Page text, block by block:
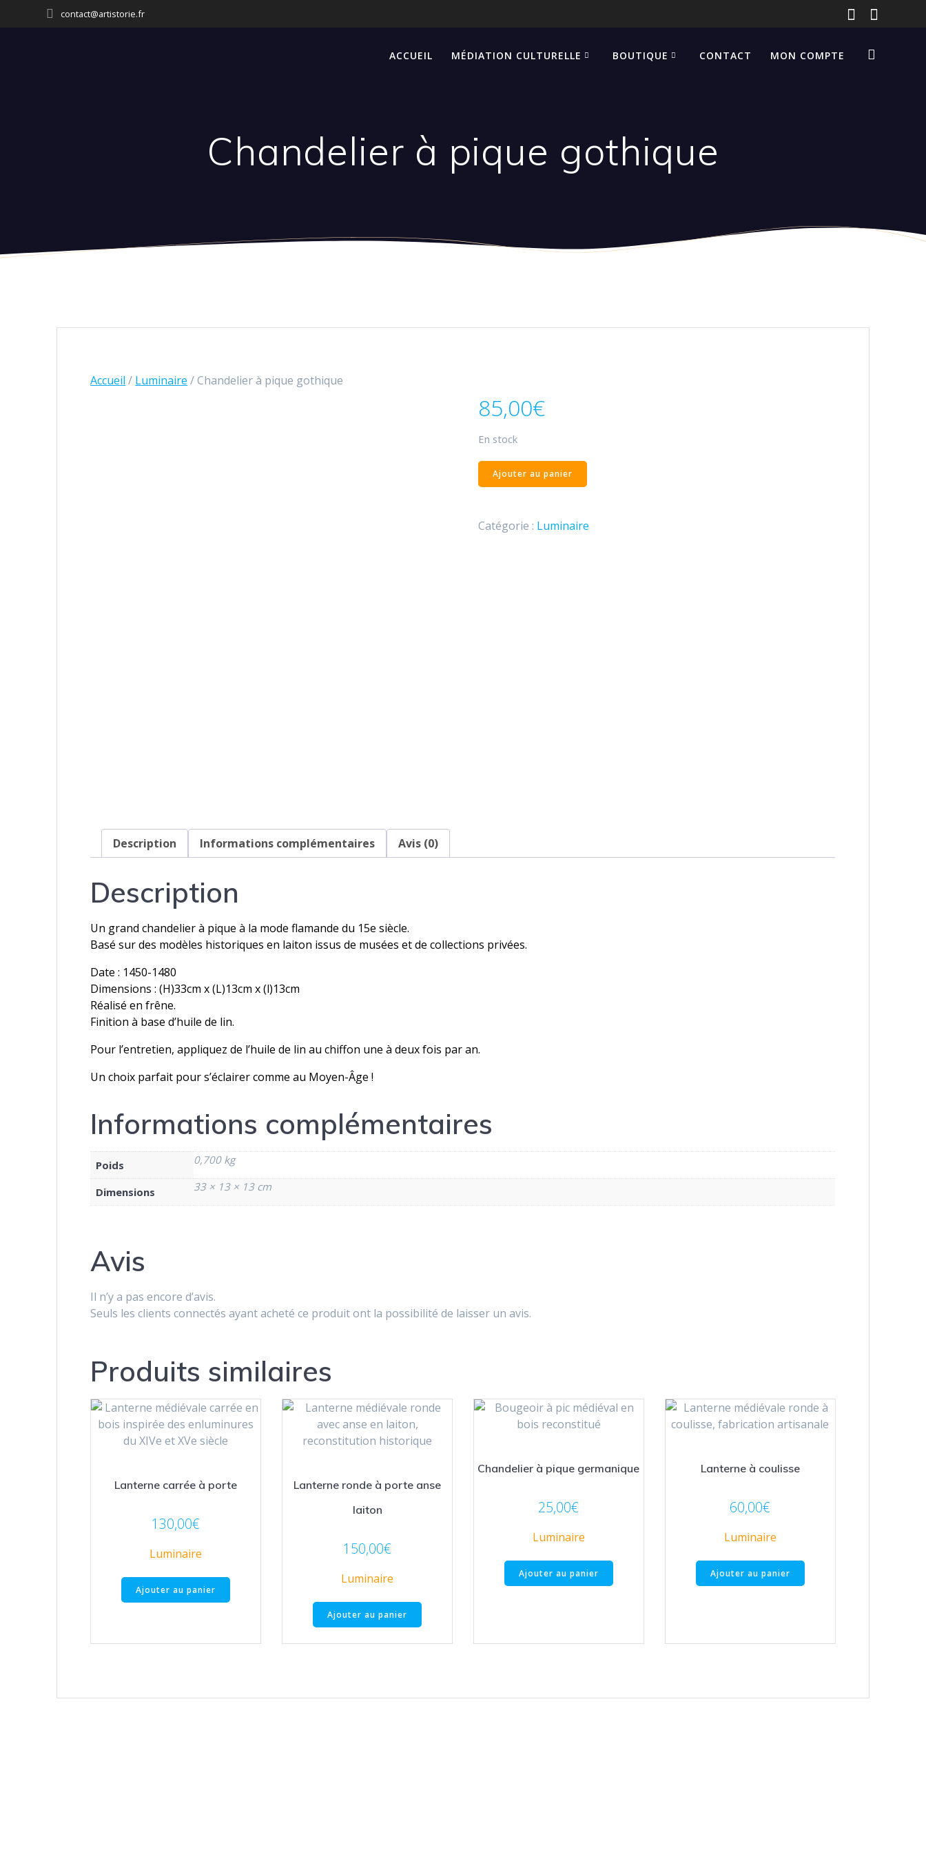
contact@artistorie.fr
ACCUEIL MÉDIATION CULTURELLE BOUTIQUE CONTACT MON COMPTE
Chandelier à pique gothique
Accueil / Luminaire / Chandelier à pique gothique
85,00€
En stock
quantité
de
à
pique
Ajouter au panier
Catégorie : Luminaire
Description Informations complémentaires Avis (0)
Description
Un grand chandelier à pique à la mode flamande du 15e siècle.
Basé sur des modèles historiques en laiton issus de musées et de collections privées.
Date : 1450-1480
Dimensions : (H)33cm x (L)13cm x (l)13cm
Réalisé en frêne.
Finition à base d’huile de lin.
Pour l’entretien, appliquez de l’huile de lin au chiffon une à deux fois par an.
Un choix parfait pour s’éclairer comme au Moyen-Âge !
Informations complémentaires
Poids 0,700 kg
Dimensions 33 × 13 × 13 cm
Avis
Il n’y a pas encore d’avis.
Seuls les clients connectés ayant acheté ce produit ont la possibilité de laisser un avis.
Produits similaires
Lanterne carrée à porte
130,00€
Luminaire
Ajouter au panier
Lanterne ronde à porte anse
laiton
150,00€
Luminaire
Ajouter au panier
Chandelier à pique germanique
25,00€
Luminaire
Ajouter au panier
Lanterne à coulisse
60,00€
Luminaire
Ajouter au panier